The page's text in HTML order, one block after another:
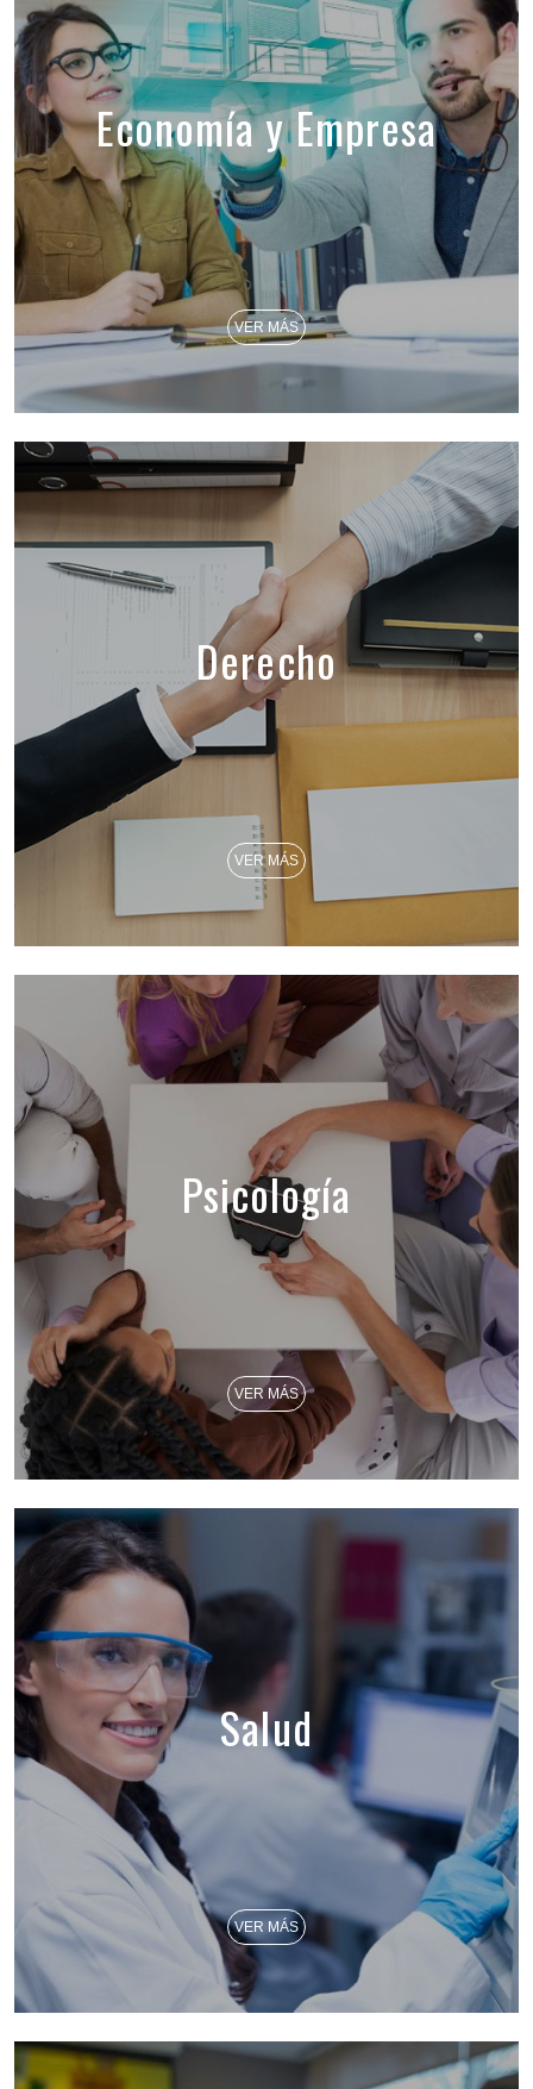
Economía y Empresa
VER MÁS
Derecho
VER MÁS
Psicología
VER MÁS
Salud
VER MÁS